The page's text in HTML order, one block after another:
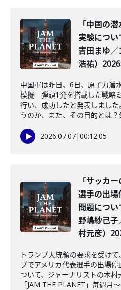
「中国の
実験につい
吉田まゆ
浩祐）
中国軍は昨日、6日、原子力潜
模擬 弾頭1発を搭載した戦略
行い、成功したと発表しまし
うのか、また、その目的とは
2026.07.07|00:12:05
「サッカ
選手の出
問題につい
野嶋紗己
村元彦）
トランプ大統領の要求を受け
プでアメリカ代表選手の出場
ついて、ジャーナリストの木村
「JAM THE PLANET」毎週月